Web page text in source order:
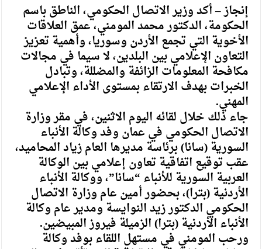
إنجاز – أكد وزير الاتصال الحكومي، الناطق باسم
الحكومة، الدكتور محمد المومني، عمق العلاقات
الأخوية التي تجمع الأردن وسوريا، وأهمية تعزيز
التعاون الإعلامي بين البلدين، لا سيما في مجالات
مكافحة المعلومات الزائفة والمضللة، وتبادل
الخبرات بهدف الارتقاء بمستوى الأداء الإعلامي
المهني.
جاء ذلك خلال لقائه اليوم الاثنين، في مقر وزارة
الاتصال الحكومي في عمان وفد وكالة الأنباء
السورية (سانا) برئاسة مديرها العام زياد المحاميد،
عقب توقيع اتفاقية تعاون إعلامي بين الوكالة
العربية السورية للأنباء “سانا”، ووكالة الأنباء
الأردنية (بترا)، بحضور أمين عام وزارة الاتصال
الحكومي الدكتور زيد النوايسة ومدير عام وكالة
الأنباء الأردنية (بترا) الزميلة فيروز المبيضين.
ورحب المومني في مستهل اللقاء بوفد وكالة